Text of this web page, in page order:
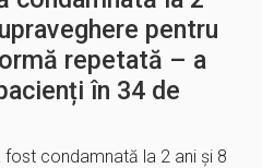
pentru
repetată – a
în 34 de
fost condamnată la 2 ani și 8